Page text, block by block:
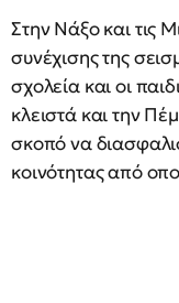
Στην Νάξο και τις
συνέχισης της
σχολεία και οι
κλειστά και την
σκοπό να
κοινότητας από